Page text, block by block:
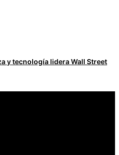
y tecnología lidera Wall Street